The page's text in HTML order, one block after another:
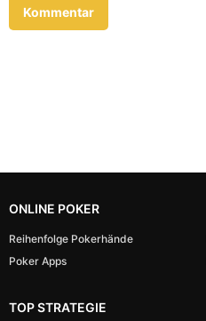
ONLINE POKER
Reihenfolge Pokerhände
Poker Apps
TOP STRATEGIE